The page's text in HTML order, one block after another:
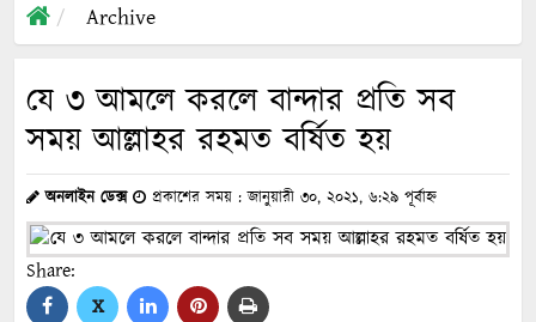
Archive
যে ৩ আমলে করলে বান্দার প্রতি সব
সময় আল্লাহর রহমত বর্ষিত হয়
অনলাইন ডেক্স প্রকাশের সময় : জানুয়ারী ৩০, ২০২১, ৬:২৯ পূর্বাহ্ন
Share:
X